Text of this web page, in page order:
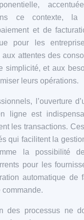
ce contexte, la
et de
pour les
attentes des
simplicité, et aux
leurs opérations.
l’ouverture
ligne est
les transactions.
qui facilitent la
la possibilité
pour les
automatique de
des processus ne